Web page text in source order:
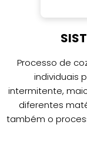
Processo de
individuais
intermitente,
diferentes
também o